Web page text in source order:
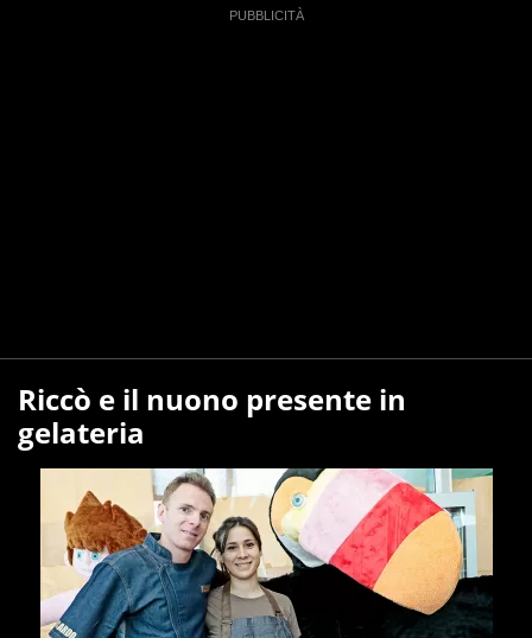
Riccò e il nuono presente in
gelateria